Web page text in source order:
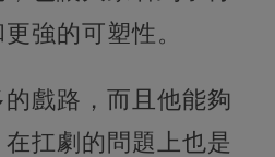
強的可塑性。
戲路，而且他能夠
扛劇的問題上也是